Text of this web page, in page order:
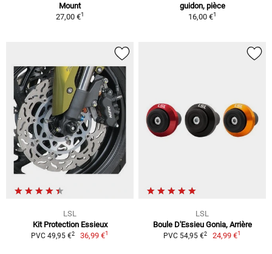
Mount
27,00 €1
guidon, pièce
16,00 €1
LSL
Kit Protection Essieux
PVC 49,95 €2 36,99 €1
LSL
Boule D'Essieu Gonia, Arrière
PVC 54,95 €2 24,99 €1